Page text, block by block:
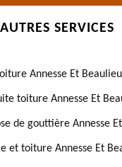
AUTRES SERVICES
Annesse Et Beaulieu
toiture Annesse Et
de gouttière Annesse
et toiture Annesse Et